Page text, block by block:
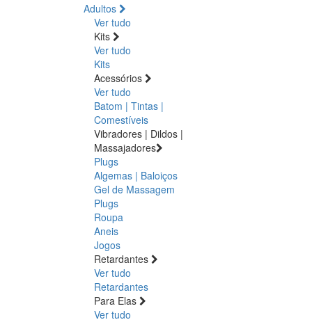
Adultos
Ver tudo
Kits
Ver tudo
Kits
Acessórios
Ver tudo
Batom | Tintas |
Comestíveis
Vibradores | Dildos |
Massajadores
Plugs
Algemas | Baloiços
Gel de Massagem
Plugs
Roupa
Aneis
Jogos
Retardantes
Ver tudo
Retardantes
Para Elas
Ver tudo